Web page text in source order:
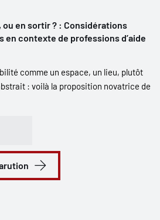
en sortir ? : Considérations
contexte de professions d’aide
comme un espace, un lieu, plutôt
: voilà la proposition novatrice de